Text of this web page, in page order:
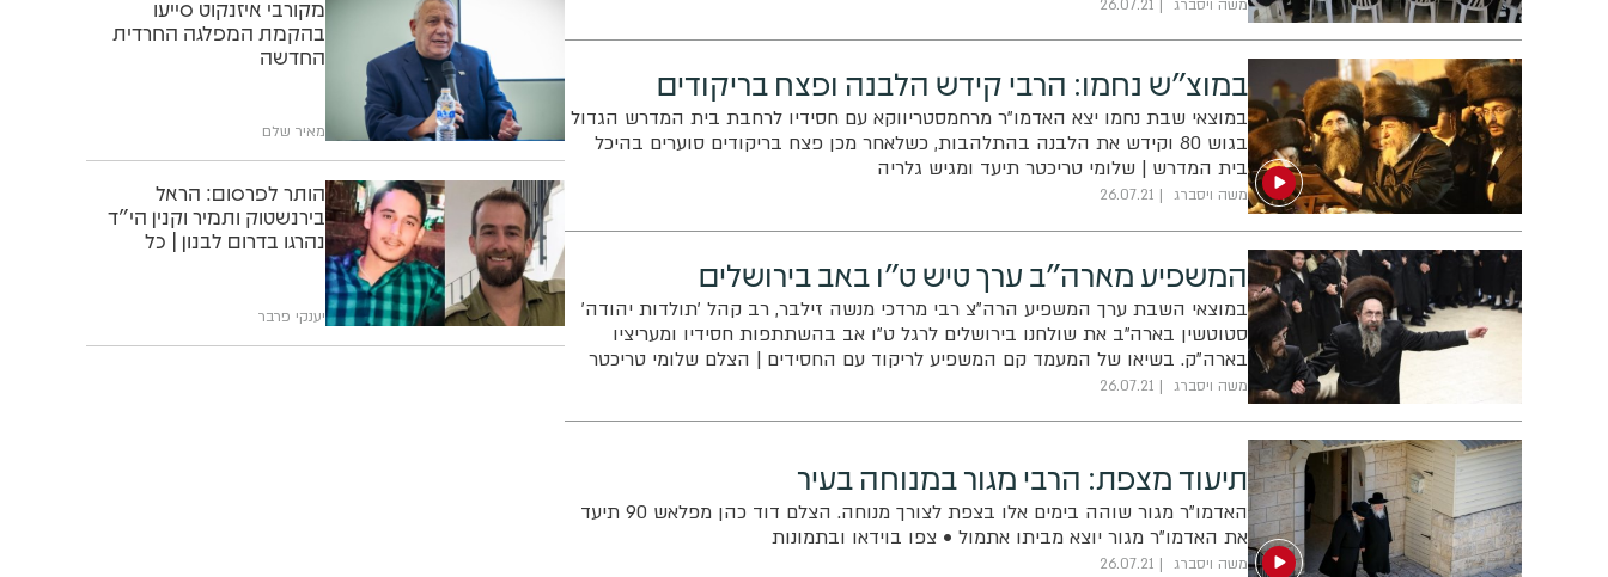
משה ויסברג 26.07.21
במוצ"ש נחמו: הרבי קידש הלבנה ופצח בריקודים
במוצאי שבת נחמו יצא האדמו"ר מרחמסטריווקא עם חסידיו לרחבת בית המדרש הגדול
בגוש 80 וקידש את הלבנה בהתלהבות, כשלאחר מכן פצח בריקודים סוערים בהיכל
בית המדרש | שלומי טריכטר תיעד ומגיש גלריה
משה ויסברג 26.07.21
המשפיע מארה"ב ערך טיש ט"ו באב בירושלים
במוצאי השבת ערך המשפיע הרה"צ רבי מרדכי מנשה זילבר, רב קהל 'תולדות יהודה'
סטוטשין בארה"ב את שולחנו בירושלים לרגל ט"ו אב בהשתתפות חסידיו ומעריציו
בארה"ק. בשיאו של המעמד קם המשפיע לריקוד עם החסידים | הצלם שלומי טריכטר
מגיש תיעוד
משה ויסברג 26.07.21
תיעוד מצפת: הרבי מגור במנוחה בעיר
האדמו"ר מגור שוהה בימים אלו בצפת לצורך מנוחה. הצלם דוד כהן מפלאש 90 תיעד
את האדמו"ר מגור יוצא מביתו אתמול • צפו בוידאו ובתמונות
משה ויסברג 26.07.21
מקורבי איזנקוט סייעו
בהקמת המפלגה החרדית
החדשה
מאיר שלם
הותר לפרסום: הראל
בירנשטוק ותמיר וקנין הי"ד
נהרגו בדרום לבנון | כל
יענקי פרבר